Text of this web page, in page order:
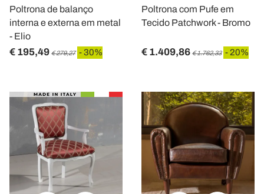
informazioni sul modo in cui utilizza il nostro sito con i
nostri partner che si occupano di analisi dei dati web,
pubblicità e social media, i quali potrebbero combinarle
con altre informazioni che ha fornito loro o che hanno
Poltrona de balanço
interna e externa em metal
- Elio
€ 195,49 € 279,27 - 30%
Poltrona com Pufe em
Tecido Patchwork - Bromo
€ 1.409,86 € 1.762,33 - 20%